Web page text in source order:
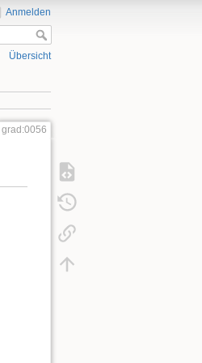
Anmelden
Übersicht
grad:0056